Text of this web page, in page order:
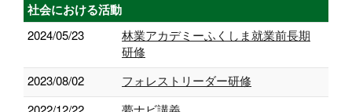
社会における活動
2024/05/23
林業アカデミーふくしま就業前長期
研修
2023/08/02
フォレストリーダー研修